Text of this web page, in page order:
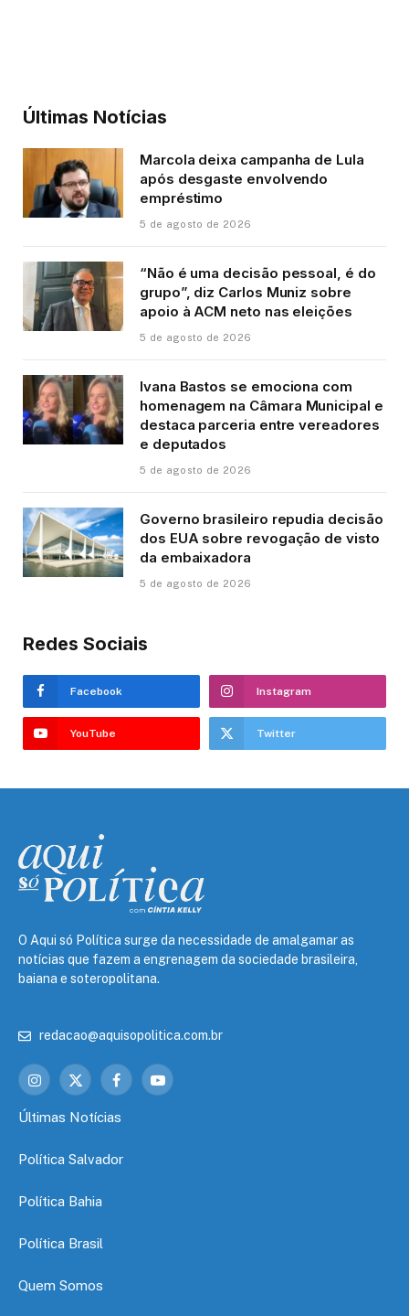
Últimas Notícias
Marcola deixa campanha de Lula
após desgaste envolvendo
empréstimo
5 de agosto de 2026
“Não é uma decisão pessoal, é do
grupo”, diz Carlos Muniz sobre
apoio à ACM neto nas eleições
5 de agosto de 2026
Ivana Bastos se emociona com
homenagem na Câmara Municipal e
destaca parceria entre vereadores
e deputados
5 de agosto de 2026
Governo brasileiro repudia decisão
dos EUA sobre revogação de visto
da embaixadora
5 de agosto de 2026
Redes Sociais
Facebook Instagram
YouTube Twitter
O Aqui só Política surge da necessidade de amalgamar as
notícias que fazem a engrenagem da sociedade brasileira,
baiana e soteropolitana.
redacao@aquisopolitica.com.br
Instagram
X
FacebookYouTube
Últimas Notícias
Política Salvador
Política Bahia
Política Brasil
Quem Somos